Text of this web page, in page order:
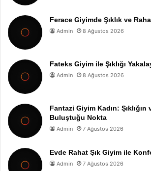
Ferace Giyimde Şıklık ve
Admin 8 Ağustos 2026
Fateks Giyim ile Şıklığı
Admin 8 Ağustos 2026
Fantazi Giyim Kadın: Şıklığın
Buluştuğu Nokta
Admin 7 Ağustos 2026
Evde Rahat Şık Giyim ile
Admin 7 Ağustos 2026